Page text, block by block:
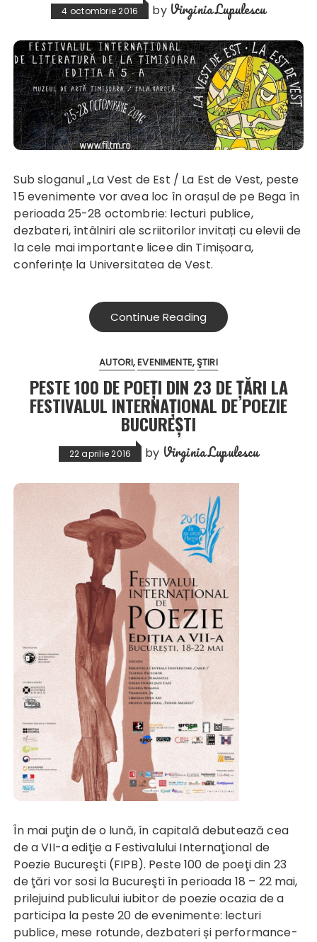
4 octombrie 2016 by Virginia Lupulescu
Sub sloganul „La Vest de Est / La Est de Vest, peste
15 evenimente vor avea loc în orașul de pe Bega în
perioada 25-28 octombrie: lecturi publice,
dezbateri, întâlniri ale scriitorilor invitați cu elevii de
la cele mai importante licee din Timișoara,
conferințe la Universitatea de Vest.
Continue Reading
AUTORI EVENIMENTE ŞTIRI
PESTE 100 DE POEŢI DIN 23 DE ŢĂRI LA
FESTIVALUL INTERNAŢIONAL DE POEZIE
BUCUREŞTI
22 aprilie 2016 by Virginia Lupulescu
În mai puţin de o lună, în capitală debutează cea
de a VII-a ediţie a Festivalului Internaţional de
Poezie Bucureşti (FIPB). Peste 100 de poeţi din 23
de ţări vor sosi la Bucureşti în perioada 18 – 22 mai,
prilejuind publicului iubitor de poezie ocazia de a
participa la peste 20 de evenimente: lecturi
publice, mese rotunde, dezbateri și performance-